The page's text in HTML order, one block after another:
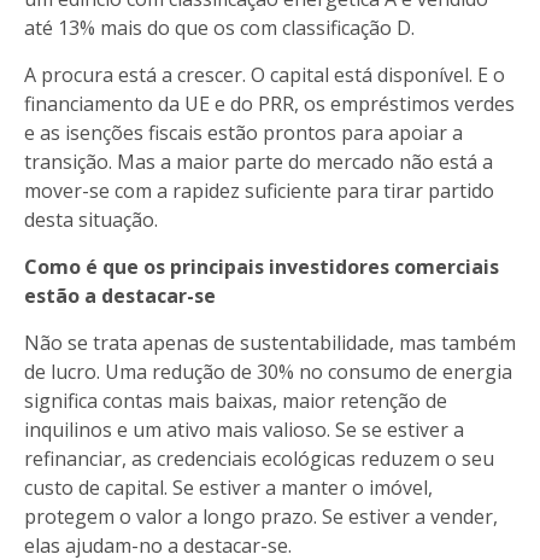
até 13% mais do que os com classificação D.
A procura está a crescer. O capital está disponível. E o
financiamento da UE e do PRR, os empréstimos verdes
e as isenções fiscais estão prontos para apoiar a
transição. Mas a maior parte do mercado não está a
mover-se com a rapidez suficiente para tirar partido
desta situação.
Como é que os principais investidores comerciais
estão a destacar-se
Não se trata apenas de sustentabilidade, mas também
de lucro. Uma redução de 30% no consumo de energia
significa contas mais baixas, maior retenção de
inquilinos e um ativo mais valioso. Se se estiver a
refinanciar, as credenciais ecológicas reduzem o seu
custo de capital. Se estiver a manter o imóvel,
protegem o valor a longo prazo. Se estiver a vender,
elas ajudam-no a destacar-se.